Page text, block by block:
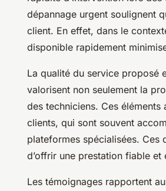
dépannage urgent soulignent
client. En effet, dans le
disponible rapidement
La qualité du service proposé
valorisent non seulement la
des techniciens. Ces
clients, qui sont souvent
plateformes spécialisées. Ces
d’offrir une prestation fiable et
Les témoignages rapportent